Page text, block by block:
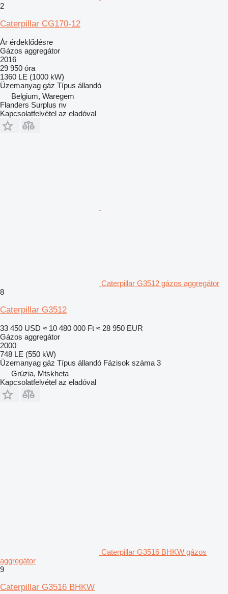
2
Caterpillar CG170-12
Ár érdeklődésre
Gázos aggregátor
2016
29 950 óra
1360 LE (1000 kW)
Üzemanyag gáz Típus állandó
Belgium, Waregem
Flanders Surplus nv
Kapcsolatfelvétel az eladóval
Caterpillar G3512 gázos aggregátor
8
Caterpillar G3512
33 450 USD ≈ 10 480 000 Ft ≈ 28 950 EUR
Gázos aggregátor
2000
748 LE (550 kW)
Üzemanyag gáz Típus állandó Fázisok száma 3
Grúzia, Mtskheta
Kapcsolatfelvétel az eladóval
Caterpillar G3516 BHKW gázos
aggregátor
9
Caterpillar G3516 BHKW